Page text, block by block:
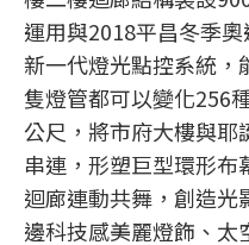
運用與2018平昌冬季
新一代燈光點控系統，
隻燈管都可以變化256
公尺，將市府大樓與耶
串連，形塑巨型環形
迴廊連動共舞，創造光
邊科技感美麗燈飾、